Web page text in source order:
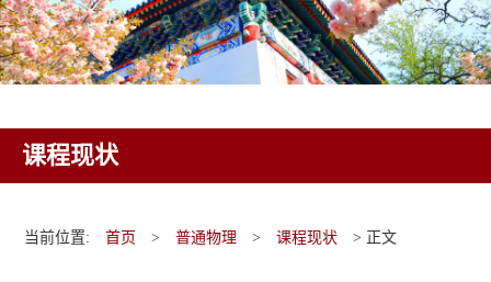
课程现状
当前位置: 首页 > 普通物理 > 课程现状 > 正文